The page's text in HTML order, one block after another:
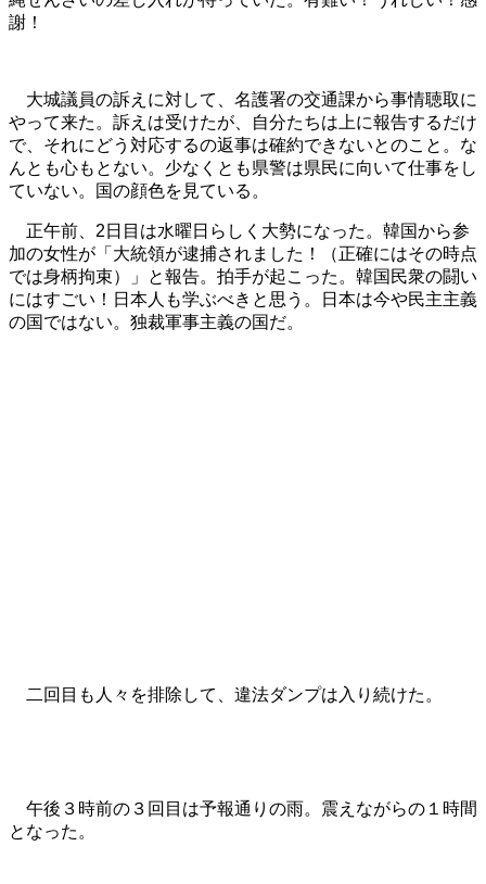
謝！
大城議員の訴えに対して、名護署の交通課から事情聴取に
やって来た。訴えは受けたが、自分たちは上に報告するだけ
で、それにどう対応するの返事は確約できないとのこと。な
んとも心もとない。少なくとも県警は県民に向いて仕事をし
ていない。国の顔色を見ている。
正午前、2日目は水曜日らしく大勢になった。韓国から参
加の女性が「大統領が逮捕されました！（正確にはその時点
では身柄拘束）」と報告。拍手が起こった。韓国民衆の闘い
にはすごい！日本人も学ぶべきと思う。日本は今や民主主義
の国ではない。独裁軍事主義の国だ。
二回目も人々を排除して、違法ダンプは入り続けた。
午後３時前の３回目は予報通りの雨。震えながらの１時間
となった。